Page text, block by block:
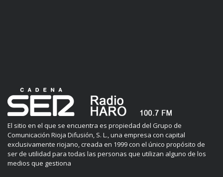
El sitio en el que se encuentra es propiedad del Grupo de
Comunicación Rioja Difusión, S. L., una empresa con capital
exclusivamente riojano, creada en 1999 con el único propósito de
ser de utilidad para todas las personas que utilizan alguno de los
medios que gestiona